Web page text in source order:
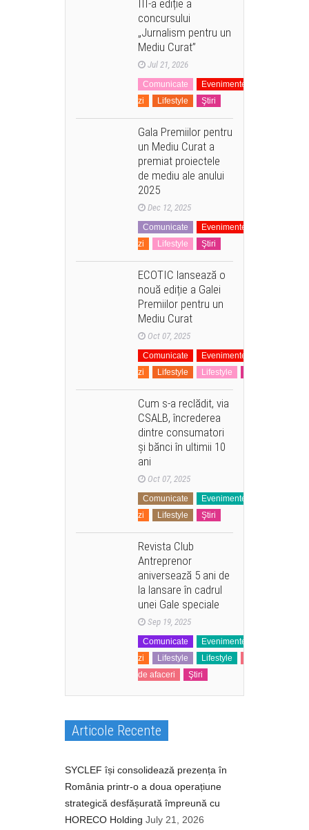
III-a ediție a
concursului
„Jurnalism pentru un
Mediu Curat”
Jul 21, 2026
Comunicate Evenimente
zi
Lifestyle Ştiri
Gala Premiilor pentru
un Mediu Curat a
premiat proiectele
de mediu ale anului
2025
Dec 12, 2025
Comunicate Evenimente
zi
Lifestyle Ştiri
ECOTIC lansează o
nouă ediție a Galei
Premiilor pentru un
Mediu Curat
Oct 07, 2025
Comunicate Evenimente
zi
Lifestyle Lifestyle
Cum s-a reclădit, via
CSALB, încrederea
dintre consumatori
și bănci în ultimii 10
ani
Oct 07, 2025
Comunicate Evenimente
zi
Lifestyle Ştiri
Revista Club
Antreprenor
aniversează 5 ani de
la lansare în cadrul
unei Gale speciale
Sep 19, 2025
Comunicate Evenimente
zi
Lifestyle Lifestyle
de afaceri
Ştiri
Articole Recente
SYCLEF își consolidează prezența în
România printr-o a doua operațiune
strategică desfășurată împreună cu
HORECO Holding July 21, 2026